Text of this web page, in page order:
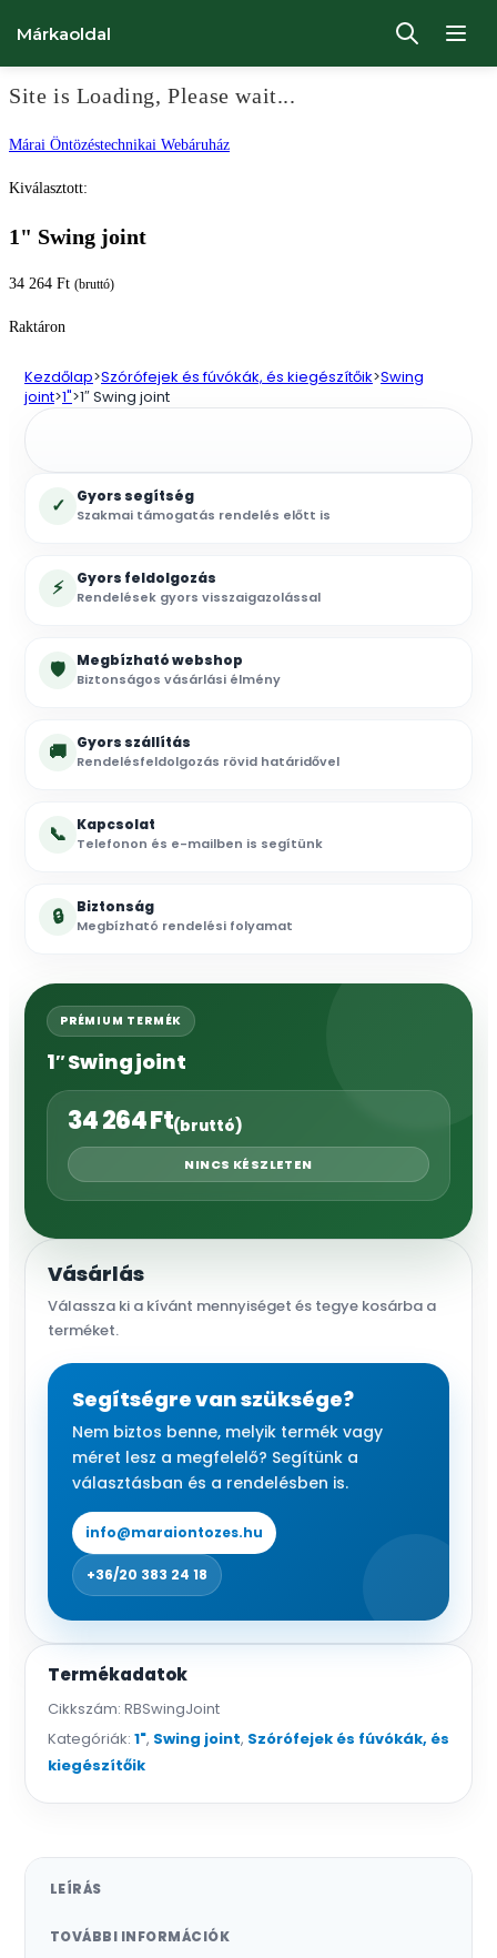
Site is Loading, Please wait...
Ugrás
Márai Öntözéstechnikai Webáruház
Márkaoldal
Kiválasztott:
1" Swing joint
34 264 Ft (bruttó)
Raktáron
Kezdőlap>Szórófejek és fúvókák, és kiegészítőik>Swing
joint>1">1″ Swing joint
✓ Gyors segítség
Szakmai támogatás rendelés előtt is
⚡ Gyors feldolgozás
Rendelések gyors visszaigazolással
🛡 Megbízható webshop
Biztonságos vásárlási élmény
🚚 Gyors szállítás
Rendelésfeldolgozás rövid határidővel
📞 Kapcsolat
Telefonon és e-mailben is segítünk
🔒 Biztonság
Megbízható rendelési folyamat
PRÉMIUM TERMÉK
1″ Swing joint
34 264Ft(bruttó)
NINCS KÉSZLETEN
Vásárlás
Válassza ki a kívánt mennyiséget és tegye kosárba a
terméket.
Segítségre van szüksége?
Nem biztos benne, melyik termék vagy
méret lesz a megfelelő? Segítünk a
választásban és a rendelésben is.
info@maraiontozes.hu
+36/20 383 24 18
Termékadatok
Cikkszám: RBSwingJoint
Kategóriák: 1", Swing joint, Szórófejek és fúvókák, és
kiegészítőik
LEÍRÁS
TOVÁBBI INFORMÁCIÓK